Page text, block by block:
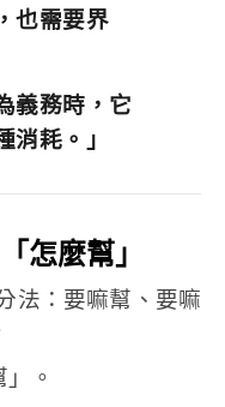
也需要界
義務時， 它
消耗。」
怎麼幫」
法：要嘛幫、要嘛
。